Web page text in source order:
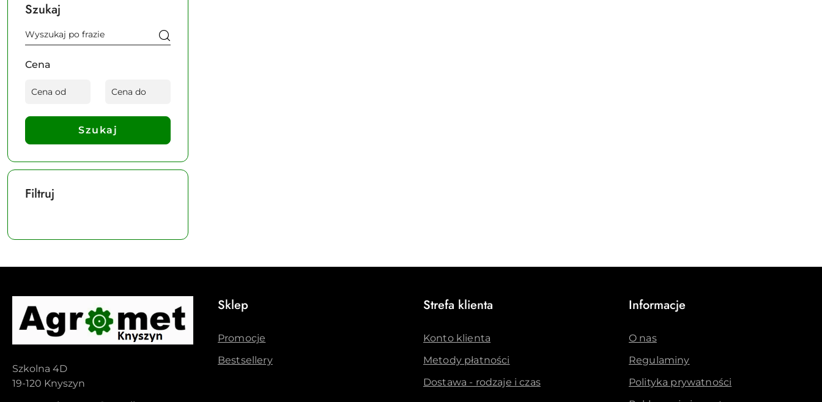
Szukaj
Cena
Szukaj
Filtruj
Szkolna 4D
19-120 Knyszyn
Sklep
Promocje
Bestsellery
Strefa klienta
Konto klienta
Metody płatności
Dostawa - rodzaje i czas
Informacje
O nas
Regulaminy
Polityka prywatności